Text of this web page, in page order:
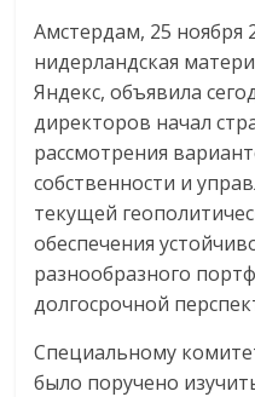
Амстердам, 25 ноября
нидерландская
Яндекс, объявила
директоров начал
рассмотрения
собственности и
текущей
обеспечения
разнообразного
долгосрочной
Специальному
было поручено